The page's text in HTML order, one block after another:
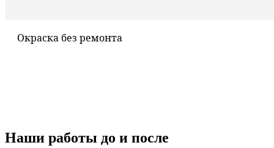
Окраска без ремонта
Наши работы до и после